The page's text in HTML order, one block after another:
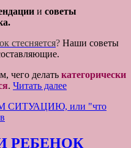
и советы
стесняется? Наши советы
чего делать категорически
. Читать далееЧТО
ЕСЛИ
СИТУАЦИЮ, или "что
ЧТО
РЕБЕНОК